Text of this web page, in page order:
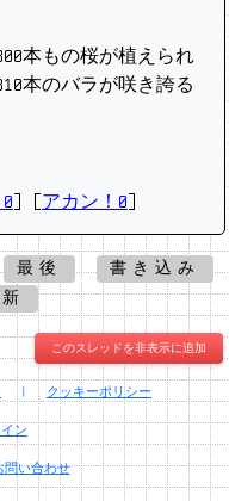
本もの桜が植えられ
本のバラが咲き誇る
アカン！0
最後
書き込み
このスレッドを非表示に追加
| クッキーポリシー
ン
問い合わせ